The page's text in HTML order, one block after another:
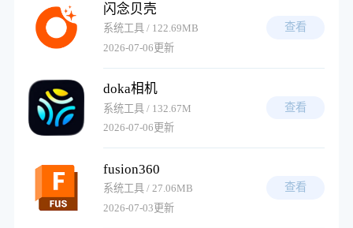
闪念贝壳
系统工具 / 122.69MB
2026-07-06更新
查看
doka相机
系统工具 / 132.67M
2026-07-06更新
查看
fusion360
系统工具 / 27.06MB
2026-07-03更新
查看